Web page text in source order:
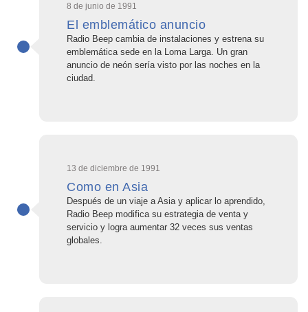
8 de junio de 1991
El emblemático anuncio
Radio Beep cambia de instalaciones y estrena su
emblemática sede en la Loma Larga. Un gran
anuncio de neón sería visto por las noches en la
ciudad.
13 de diciembre de 1991
Como en Asia
Después de un viaje a Asia y aplicar lo aprendido,
Radio Beep modifica su estrategia de venta y
servicio y logra aumentar 32 veces sus ventas
globales.